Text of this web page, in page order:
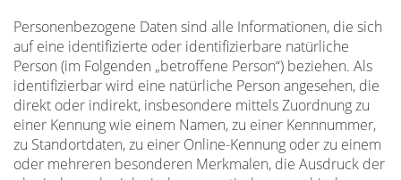
Personenbezogene Daten sind alle Informationen, die sich
auf eine identifizierte oder identifizierbare natürliche
Person (im Folgenden „betroffene Person“) beziehen. Als
identifizierbar wird eine natürliche Person angesehen, die
direkt oder indirekt, insbesondere mittels Zuordnung zu
einer Kennung wie einem Namen, zu einer Kennnummer,
zu Standortdaten, zu einer Online-Kennung oder zu einem
oder mehreren besonderen Merkmalen, die Ausdruck der